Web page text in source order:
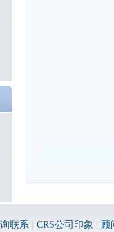
联系 CRS公司印象 顾